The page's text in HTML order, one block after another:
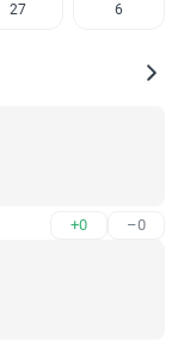
27 6
+0 –0